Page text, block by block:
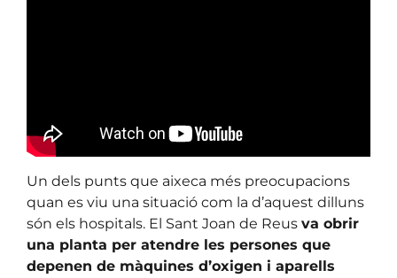
Un dels punts que aixeca més preocupacions
quan es viu una situació com la d’aquest dilluns
són els hospitals. El Sant Joan de Reus va obrir
una planta per atendre les persones que
depenen de màquines d’oxigen i aparells